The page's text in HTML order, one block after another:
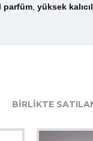
parfüm yüksek
BIRLIKTE